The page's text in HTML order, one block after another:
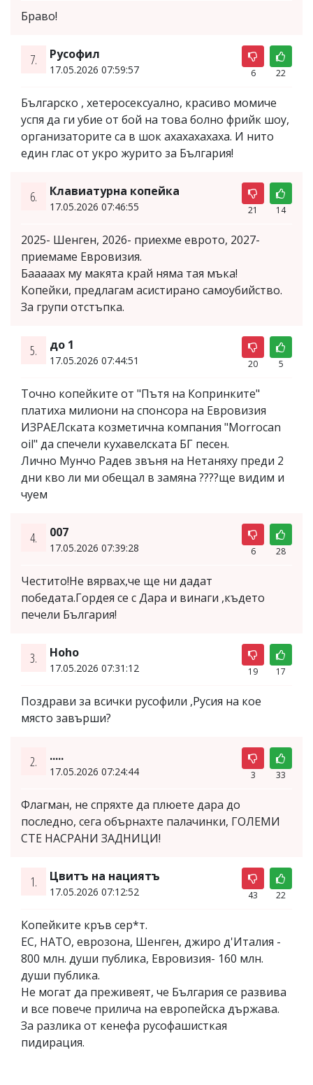
Браво!
7. Русофил
17.05.2026 07:59:57 6 22
Българско , хетеросексуално, красиво момиче
успя да ги убие от бой на това болно фрийк шоу,
организаторите са в шок ахахахахаха. И нито
един глас от укро журито за България!
6. Клавиатурна копейка
17.05.2026 07:46:55 21 14
2025- Шенген, 2026- приехме еврото, 2027-
приемаме Евровизия.
Бааааах му макята край няма тая мъка!
Копейки, предлагам асистирано самоубийство.
За групи отстъпка.
5. до 1
17.05.2026 07:44:51 20 5
Точно копейките от "Пътя на Копринките"
платиха милиони на спонсора на Евровизия
ИЗРАЕЛската козметична компания "Morrocan
oil" да спечели кухавелската БГ песен.
Лично Мунчо Радев звъня на Нетаняху преди 2
дни кво ли ми обещал в замяна ????ще видим и
чуем
4. 007
17.05.2026 07:39:28 6 28
Честито!Не вярвах,че ще ни дадат
победата.Гордея се с Дара и винаги ,където
печели България!
3. Hoho
17.05.2026 07:31:12 19 17
Поздрави за всички русофили ,Русия на кое
място завърши?
2. .....
17.05.2026 07:24:44 3 33
Флагман, не спряхте да плюете дара до
последно, сега обърнахте палачинки, ГОЛЕМИ
СТЕ НАСРАНИ ЗАДНИЦИ!
1. Цвитъ на нациятъ
17.05.2026 07:12:52 43 22
Копейките кръв сер*т.
ЕС, НАТО, еврозона, Шенген, джиро д'Италия -
800 млн. души публика, Евровизия- 160 млн.
души публика.
Не могат да преживеят, че България се развива
и все повече прилича на европейска държава.
За разлика от кенефа русофашисткая
пидирация.